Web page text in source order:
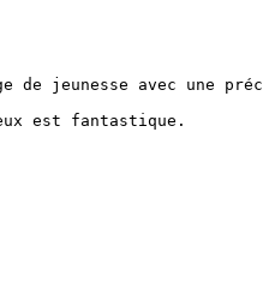
de jeunesse avec une
est fantastique.